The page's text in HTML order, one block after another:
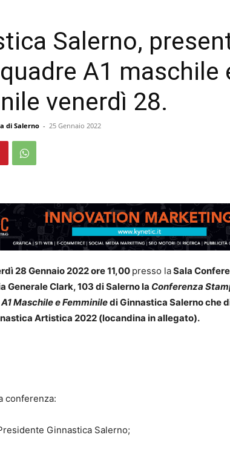
Salerno,
A1 maschile
venerdì 28.
di Salerno - 25 Gennaio 2022
28 Gennaio 2022 ore 11,00 presso laSala
Generale Clark, 103 di Salernola Conferenza
Maschile e Femminiledi Ginnastica Salerno che
Artistica 2022 (locandina in allegato).
conferenza:
Ginnastica Salerno;